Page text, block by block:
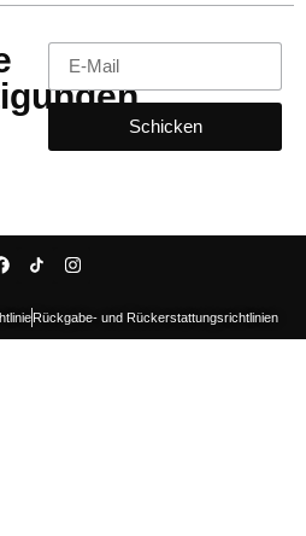
Schicken
Rückgabe- und Rückerstattungsrichtlinien